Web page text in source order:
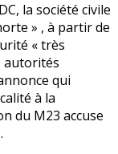
la société civile
» , à partir de
« très
autorités
qui
à la
du M23 accuse